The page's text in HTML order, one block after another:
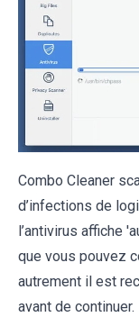
Combo Cleaner
d’infections de
l’antivirus affiche
que vous pouvez
autrement il est
avant de continuer.